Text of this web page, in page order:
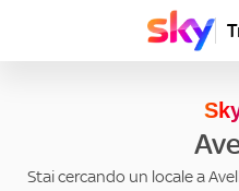
Stai cercando un locale a